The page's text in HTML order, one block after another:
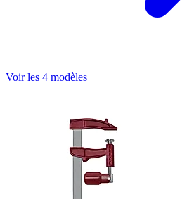
Voir les 4 modèles